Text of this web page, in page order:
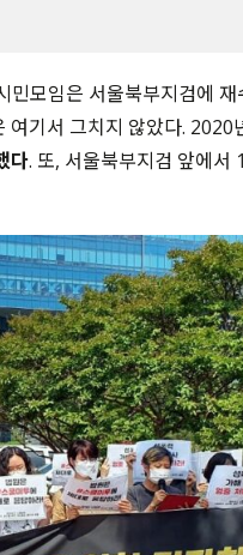
모임은 서울북부지검에 재
여기서 그치지 않았다. 2020
다. 또, 서울북부지검 앞에서